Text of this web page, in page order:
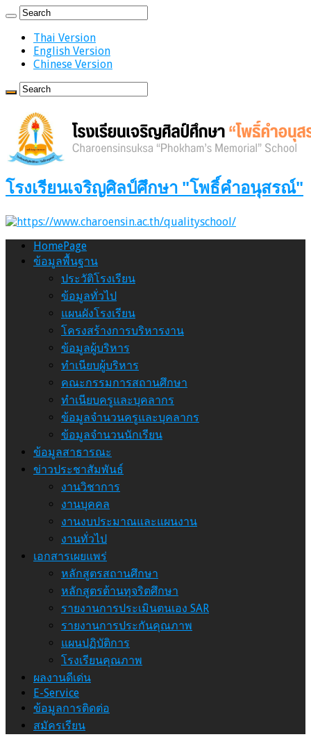
Thai Version
English Version
Chinese Version
โรงเรียนเจริญศิลป์ศึกษา "โพธิ์คำอนุสรณ์"
HomePage
ข้อมูลพื้นฐาน
ประวัติโรงเรียน
ข้อมูลทั่วไป
แผนผังโรงเรียน
โครงสร้างการบริหารงาน
ข้อมูลผู้บริหาร
ทำเนียบผู้บริหาร
คณะกรรมการสถานศึกษา
ทำเนียบครูและบุคลากร
ข้อมูลจำนวนครูและบุคลากร
ข้อมูลจำนวนนักเรียน
ข้อมูลสาธารณะ
ข่าวประชาสัมพันธ์
งานวิชาการ
งานบุคคล
งานงบประมาณและแผนงาน
งานทั่วไป
เอกสารเผยแพร่
หลักสูตรสถานศึกษา
หลักสูตรต้านทุจริตศึกษา
รายงานการประเมินตนเอง SAR
รายงานการประกันคุณภาพ
แผนปฏิบัติการ
โรงเรียนคุณภาพ
ผลงานดีเด่น
E-Service
ข้อมูลการติดต่อ
สมัครเรียน